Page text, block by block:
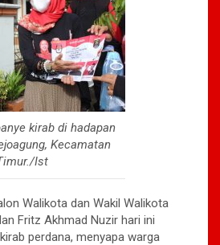
kirab di hadapan
Kecamatan
Ist
Walikota dan Wakil Walikota
Fritz Akhmad Nuzir hari ini
perdana, menyapa warga